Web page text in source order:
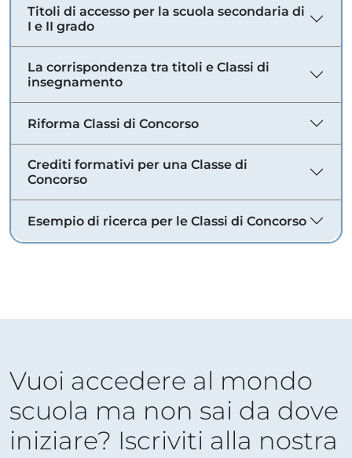
Titoli di accesso per la scuola secondaria di
I e II grado
La corrispondenza tra titoli e Classi di
insegnamento
Riforma Classi di Concorso
Crediti formativi per una Classe di
Concorso
Esempio di ricerca per le Classi di Concorso
Vuoi accedere al mondo
scuola ma non sai da dove
iniziare? Iscriviti alla nostra